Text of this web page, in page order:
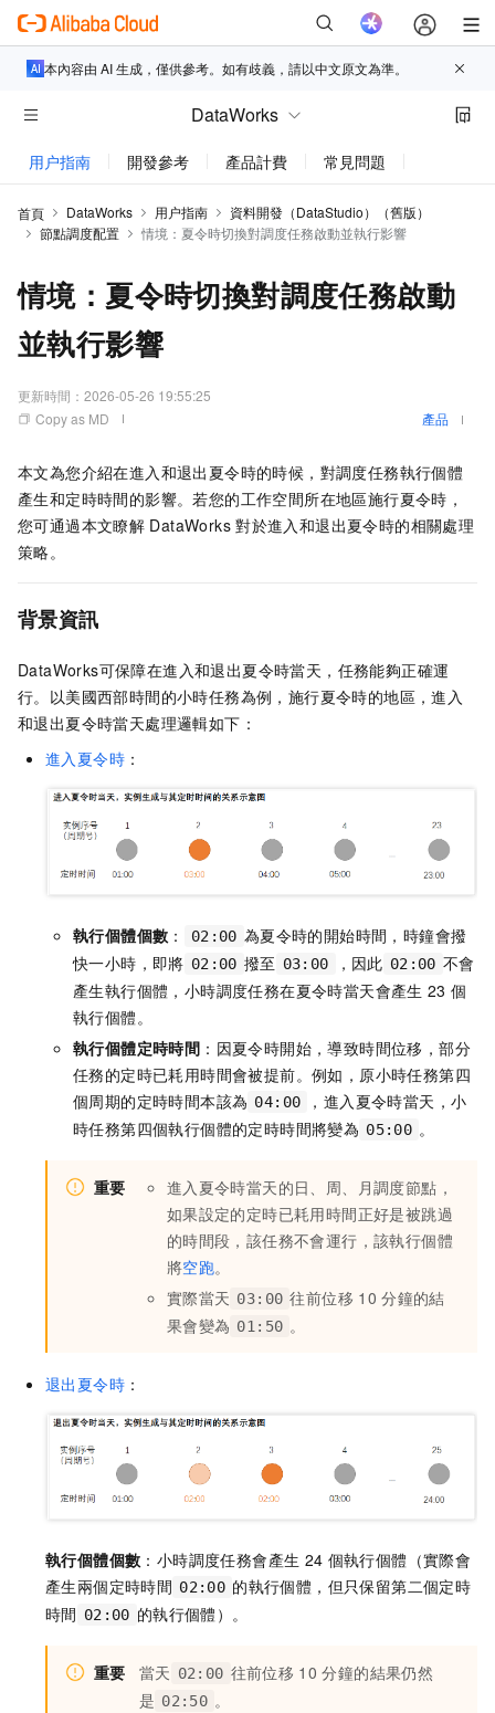
本內容由 AI 生成，僅供參考。如有歧義，請以中文原文為準。
DataWorks
用户指南 開發參考 產品計費 常見問題
首頁 DataWorks 用户指南
資料開發（DataStudio）（舊版）
節點調度配置
情境：夏令時切換對調度任務啟動並執行影響
情境：夏令時切換對調度任務啟動
並執行影響
更新時間： 2026-05-26 19:55:25
Copy as MD
產品
本文為您介紹在進入和退出夏令時的時候，對調度任務執行個體
產生和定時時間的影響。若您的工作空間所在地區施行夏令時，
您可通過本文瞭解 DataWorks 對於進入和退出夏令時的相關處理
策略。
背景資訊
DataWorks可保障在進入和退出夏令時當天，任務能夠正確運
行。以美國西部時間的小時任務為例，施行夏令時的地區，進入
和退出夏令時當天處理邏輯如下：
進入夏令時 ：
執行個體個數 ： 02:00 為夏令時的開始時間，時鐘會撥
快一小時，即將 02:00 撥至 03:00 ，因此 02:00 不會
產生執行個體，小時調度任務在夏令時當天會產生 23 個
執行個體。
執行個體定時時間 ：因夏令時開始，導致時間位移，部分
任務的定時已耗用時間會被提前。例如，原小時任務第四
個周期的定時時間本該為 04:00
，進入夏令時當天，小
時任務第四個執行個體的定時時間將變為 05:00 。
重要
進入夏令時當天的日、周、月調度節點，
如果設定的定時已耗用時間正好是被跳過
的時間段，該任務不會運行，該執行個體
將空跑。
實際當天 03:00 往前位移 10 分鐘的結
果會變為 01:50 。
退出夏令時 ：
執行個體個數 ：小時調度任務會產生 24 個執行個體（實際會
產生兩個定時時間 02:00 的執行個體，但只保留第二個定時
時間 02:00 的執行個體）。
重要 當天 02:00 往前位移 10 分鐘的結果仍然
是 02:50 。